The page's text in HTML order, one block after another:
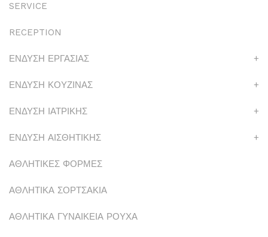
SERVICE
RECEPTION
ΕΝΔΥΣΗ ΕΡΓΑΣΙΑΣ +
ΕΝΔΥΣΗ ΚΟΥΖΙΝΑΣ +
ΕΝΔΥΣΗ ΙΑΤΡΙΚΗΣ +
ΕΝΔΥΣΗ ΑΙΣΘΗΤΙΚΗΣ +
ΑΘΛΗΤΙΚΕΣ ΦΟΡΜΕΣ
ΑΘΛΗΤΙΚΑ ΣΟΡΤΣΑΚΙΑ
ΑΘΛΗΤΙΚΑ ΓΥΝΑΙΚΕΙΑ ΡΟΥΧΑ